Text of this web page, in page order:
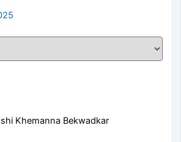
Khemanna Bekwadkar